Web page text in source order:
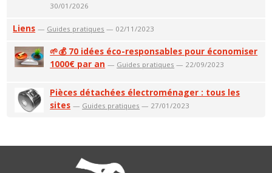
30/01/2026
Liens — Guides pratiques — 02/11/2023
🌱💰 70 idées éco-responsables pour économiser
1000€ par an — Guides pratiques — 22/09/2023
Pièces détachées électroménager : tous les
sites — Guides pratiques — 27/01/2023